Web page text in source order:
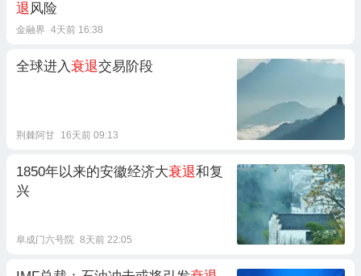
退 风险
金融界 4天前 16:38
全球进入衰退交易阶段
荆棘阿甘 16天前 09:13
1850年以来的安徽经济大衰退和复
兴
阜成门六号院 8天前 22:05